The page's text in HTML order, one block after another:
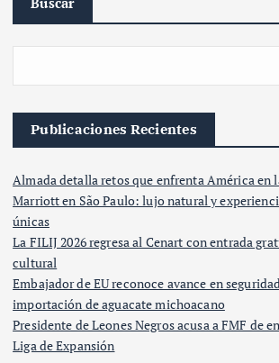
Publicaciones Recientes
Almada detalla retos que enfrenta América en
Marriott en São Paulo: lujo natural y
únicas
La FILIJ 2026 regresa al Cenart con entrada
cultural
Embajador de EU reconoce avance en
importación de aguacate michoacano
Presidente de Leones Negros acusa a FMF de
Liga de Expansión